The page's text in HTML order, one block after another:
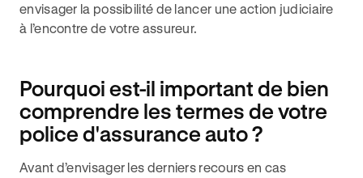
envisager la possibilité de lancer une action judiciaire
à l’encontre de votre assureur.
Pourquoi est-il important de bien
comprendre les termes de votre
police d'assurance auto ?
Avant d’envisager les derniers recours en cas